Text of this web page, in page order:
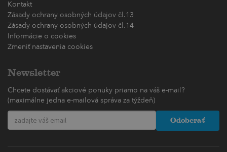
Kontakt
Zásady ochrany osobných údajov čl.13
Zásady ochrany osobných údajov čl.14
Informácie o cookies
Zmeniť nastavenia cookies
Newsletter
Chcete dostávať akciové ponuky priamo na váš e-mail?
(maximálne jedna e-mailová správa za týždeň)
Odoberať